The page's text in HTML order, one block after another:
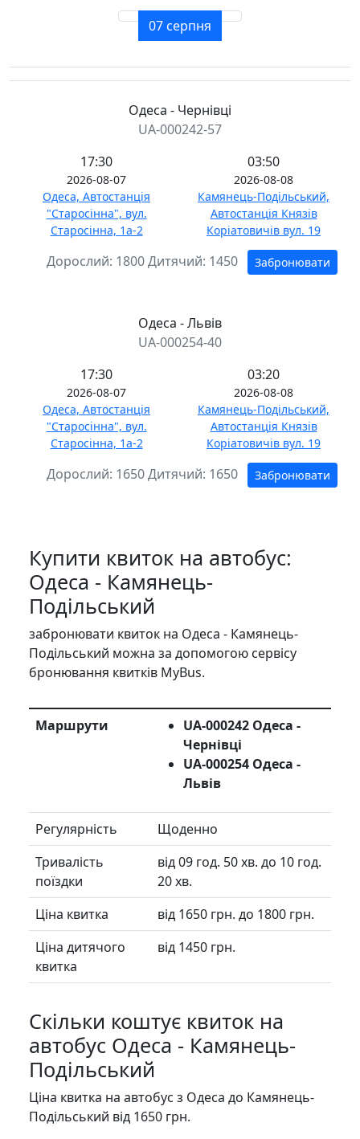
07 серпня
Одеса - Чернівці
UA-000242-57
17:30
2026-08-07
Одеса, Автостанція
"Старосінна", вул.
Старосінна, 1а-2
03:50
2026-08-08
Камянець-Подільський,
Автостанція Князів
Коріатовичів вул. 19
Дорослий: 1800Дитячий: 1450 Забронювати
Одеса - Львів
UA-000254-40
17:30
2026-08-07
Одеса, Автостанція
"Старосінна", вул.
Старосінна, 1а-2
03:20
2026-08-08
Камянець-Подільський,
Автостанція Князів
Коріатовичів вул. 19
Дорослий: 1650Дитячий: 1650 Забронювати
Купити квиток на автобус:
Одеса - Камянець-
Подільський
забронювати квиток на Одеса - Камянець-
Подільський можна за допомогою сервісу
бронювання квитків MyBus.
Маршрути
UA-000242 Одеса -
Чернівці
UA-000254 Одеса -
Львів
Регулярність
Щоденно
Тривалість
поїздки
від 09 год. 50 хв. до 10 год.
20 хв.
Ціна квитка
від 1650 грн. до 1800 грн.
Ціна дитячого
квитка
від 1450 грн.
Скільки коштує квиток на
автобус Одеса - Камянець-
Подільський
Ціна квитка на автобус з Одеса до Камянець-
Подільський від 1650 грн.